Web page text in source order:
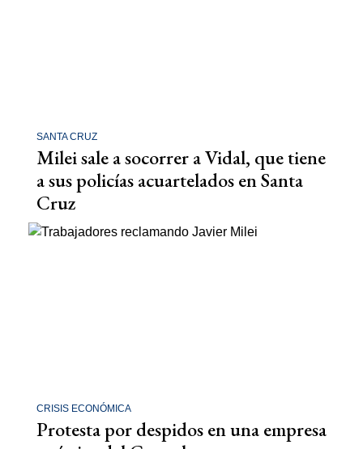
SANTA CRUZ
Milei sale a socorrer a Vidal, que tiene
a sus policías acuartelados en Santa
Cruz
CRISIS ECONÓMICA
Protesta por despidos en una empresa